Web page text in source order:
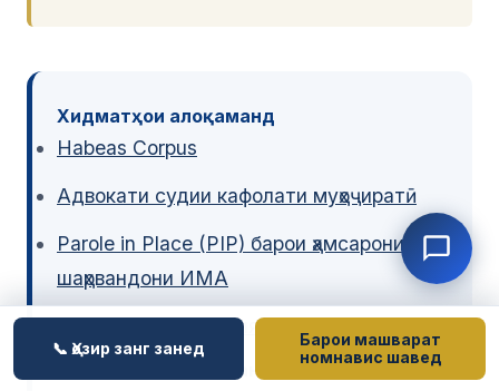
Хидматҳои алоқаманд
Habeas Corpus
Адвокати судии кафолати муҳоҷиратӣ
Parole in Place (PIP) барои ҳамсарони
шаҳрвандони ИМА
Ҳимояи депортатсия ва хориҷкунӣ
Мақолаҳои алоқаманд
📞 Ҳозир занг занед
Барои машварат
номнавис шавед